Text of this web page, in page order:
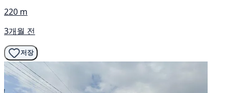
220 m
3개월 전
저장